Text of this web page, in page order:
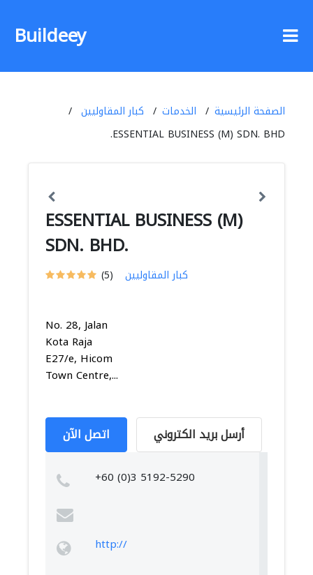
Buildeey
الصفحة الرئيسية الخدمات
كبار المقاوليين
ESSENTIAL BUSINESS (M) SDN. BHD.
ESSENTIAL BUSINESS (M)
SDN. BHD.
(5) كبار المقاوليين
No. 28, Jalan
Kota Raja
E27/e, Hicom
Town Centre,...
اتصل الآن أرسل بريد الكتروني
+60 (0)3 5192-5290
http://